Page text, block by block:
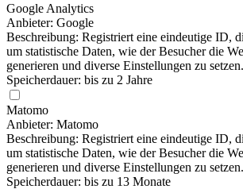
Google Analytics
Anbieter: Google
Beschreibung: Registriert eine eindeutige ID,
um statistische Daten, wie der Besucher die
generieren und diverse Einstellungen zu setzen.
Speicherdauer: bis zu 2 Jahre
Matomo
Anbieter: Matomo
Beschreibung: Registriert eine eindeutige ID,
um statistische Daten, wie der Besucher die
generieren und diverse Einstellungen zu setzen.
Speicherdauer: bis zu 13 Monate